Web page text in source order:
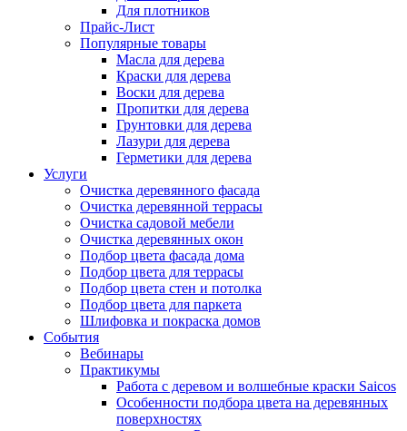
Для плотников
Прайс-Лист
Популярные товары
Масла для дерева
Краски для дерева
Воски для дерева
Пропитки для дерева
Грунтовки для дерева
Лазури для дерева
Герметики для дерева
Услуги
Очистка деревянного фасада
Очистка деревянной террасы
Очистка садовой мебели
Очистка деревянных окон
Подбор цвета фасада дома
Подбор цвета для террасы
Подбор цвета стен и потолка
Подбор цвета для паркета
Шлифовка и покраска домов
События
Вебинары
Практикумы
Работа с деревом и волшебные краски Saicos
Особенности подбора цвета на деревянных
поверхностях